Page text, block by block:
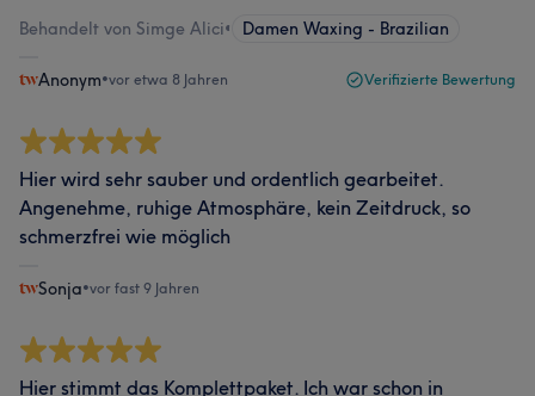
Behandelt von Simge Alici• Damen Waxing - Brazilian
Anonym•vor etwa 8 Jahren Verifizierte Bewertung
Hier wird sehr sauber und ordentlich gearbeitet.
Angenehme, ruhige Atmosphäre, kein Zeitdruck, so
schmerzfrei wie möglich
Sonja•vor fast 9 Jahren
Hier stimmt das Komplettpaket. Ich war schon in